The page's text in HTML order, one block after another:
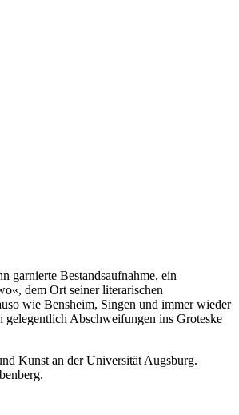
garnierte Bestandsaufnahme, ein
dem Ort seiner literarischen
wie Bensheim, Singen und immer wieder
Abschweifungen ins Groteske
Kunst an der Universität Augsburg.